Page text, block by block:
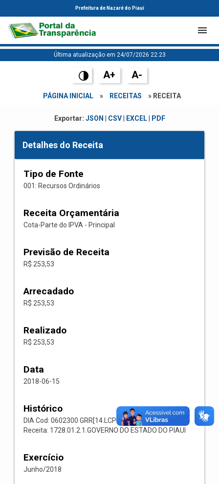
Prefeitura de Nazaré do Piauí
Última atualização em 24/07/2026 22:23
A+ A-
PÁGINA INICIAL » RECEITAS » RECEITA
Exportar: JSON CSV| EXCEL| PDF
Detalhes do Receita
Tipo de Fonte
001: Recursos Ordinários
Receita Orçamentária
Cota-Parte do IPVA - Principal
Previsão de Receita
R$ 253,53
Arrecadado
R$ 253,53
Realizado
R$ 253,53
Data
2018-06-15
Histórico
DIA Cod: 0602300 GRR[14.LCP 66] Codigo: 001125
Receita: 1728.01.2.1.GOVERNO DO ESTADO DO PIAUI
Exercício
Junho/2018